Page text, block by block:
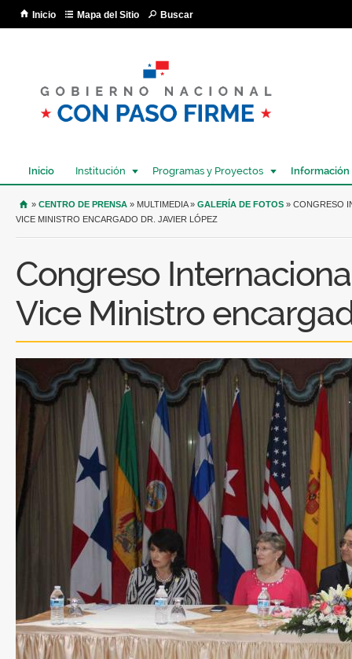
Inicio Mapa del Sitio Buscar
Inicio Institución Programas y Proyectos Información
USTED SE ENCUENTRA AQUÍ
» CENTRO DE PRENSA » MULTIMEDIA » GALERÍA DE FOTOS » CONGRESO
VICE MINISTRO ENCARGADO DR. JAVIER LÓPEZ
Congreso
Vice Ministro